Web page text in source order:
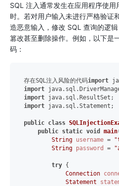
SQL 注入通常发生在应用程序使
时。若对用户输入未进行严格验证
造恶意输入，修改 SQL 查询的逻
篡改甚至删除操作。例如，以下是
码：
存在SQL注入风险的代码import
import
import
import java.sql.Statement;
public class
public static void main
String username =
String password =
try {
Connection
Statement